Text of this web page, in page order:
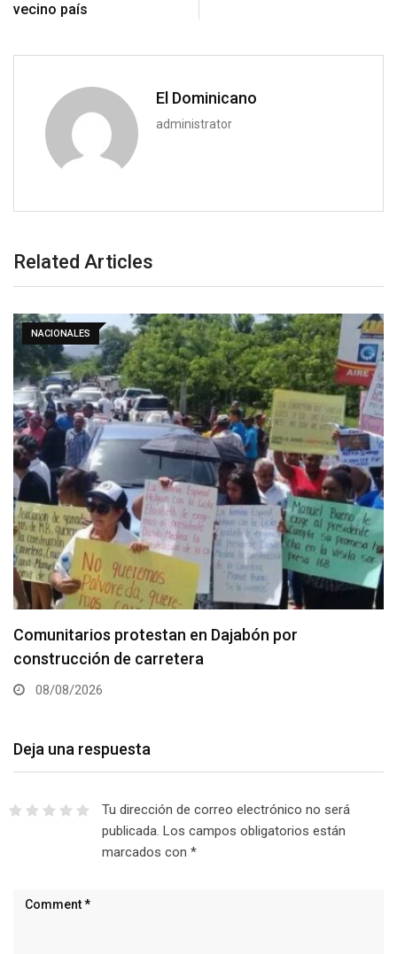
vecino país
El Dominicano
administrator
Related Articles
NACIONALES
Comunitarios protestan en Dajabón por
construcción de carretera
08/08/2026
Deja una respuesta
Tu dirección de correo electrónico no será
publicada. Los campos obligatorios están
marcados con *